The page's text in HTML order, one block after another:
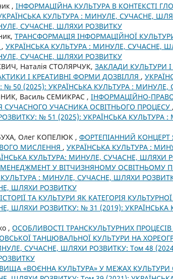
, ІНФОРМАЦІЙНА КУЛЬТУРА В КОНТЕКСТІ
КУЛЬТУРА : МИНУЛЕ, СУЧАСНЕ,
СУЧАСНЕ, ШЛЯХИ РОЗВИТКУ
ТРАНСФОРМАЦІЯ ІНФОРМАЦІЙНОЇ
, УКРАЇНСЬКА КУЛЬТУРА : МИНУЛЕ, СУЧАСНЕ,
СУЧАСНЕ, ШЛЯХИ РОЗВИТКУ
Наталія СТОЛЯРЧУК, ЗАКЛАДИ КУЛЬТУРИ
І КРЕАТИВНІ ФОРМИ ДОЗВІЛЛЯ ,
50 (2025): УКРАЇНСЬКА КУЛЬТУРА :
Василь СЕМИКРАС , ІНФОРМАЦІЙНО-
СУЧАСНОГО УЧАСНИКА ОСВІТНЬОГО ПРОЦЕСУ ,
№ 51 (2025): УКРАЇНСЬКА КУЛЬТУРА
Олег КОПЕЛЮК , ФОРТЕПІАННИЙ
МИСЛЕННЯ , УКРАЇНСЬКА КУЛЬТУРА :
КУЛЬТУРА: МИНУЛЕ, СУЧАСНЕ, ШЛЯХИ
МЕНЕДЖМЕНТ У ВІТЧИЗНЯНОМУ ОСВІТНЬОМУ
КУЛЬТУРА : МИНУЛЕ, СУЧАСНЕ, ШЛЯХИ
ШЛЯХИ РОЗВИТКУ
ТА КУЛЬТУРИ ЯК КАТЕГОРІЯ
ШЛЯХИ РОЗВИТКУ: № 31 (2019):
, ОСОБЛИВОСТІ ТРАНСКУЛЬТУРНИХ
ТАНЦЮВАЛЬНОЇ КУЛЬТУРИ НА
СУЧАСНЕ, ШЛЯХИ РОЗВИТКУ: Том 48
«ВОЄННА КУЛЬТУРА» У МЕЖАХ